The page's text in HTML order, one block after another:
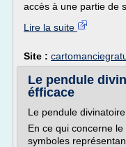
accès à une partie de
Lire la suite
Site :
Le pendule
éfficace
Le pendule
En ce qui concerne
symboles